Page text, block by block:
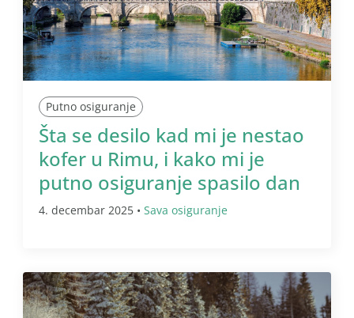
Putno osiguranje
Šta se desilo kad mi je nestao
kofer u Rimu, i kako mi je
putno osiguranje spasilo dan
4. decembar 2025 • Sava osiguranje